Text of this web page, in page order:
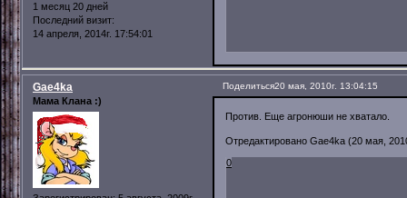
1 месяц 20 дней
Последний визит:
14 апреля, 2014г. 17:54:01
Поделиться20 мая, 2010г. 13:04:15
Gae4ka
Мама Клана :)
Против. Еще агронюши не хватало.
Отредактировано Gae4ka (20 мая,
0